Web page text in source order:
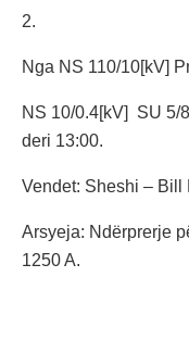
2.
Nga NS 110/10[kV]
NS 10/0.4[kV] SU 5/
deri 13:00.
Vendet: Sheshi – Bill
Arsyeja: Ndërprerje
1250 A.